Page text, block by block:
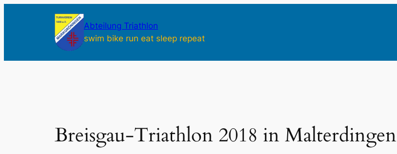
Abteilung Triathlon
swim bike run eat sleep repeat
Breisgau-Triathlon 2018 in Malterdingen